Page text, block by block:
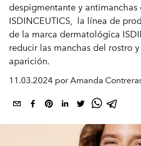
despigmentante y antimanchas
ISDINCEUTICS, la línea de
de la marca dermatológica
reducir las manchas del rostro
aparición.
11.03.2024 por Amanda